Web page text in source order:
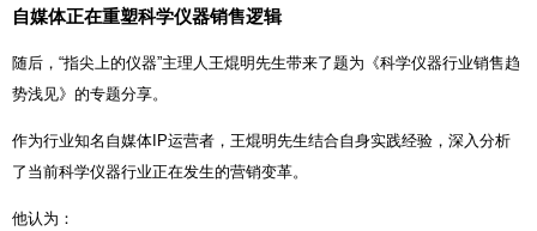
自媒体正在重塑科学仪器销售逻辑
随后，“指尖上的仪器”主理人王焜明先生带来了题为《科学仪器行业销售趋
势浅见》的专题分享。
作为行业知名自媒体IP运营者，王焜明先生结合自身实践经验，深入分析
了当前科学仪器行业正在发生的营销变革。
他认为：